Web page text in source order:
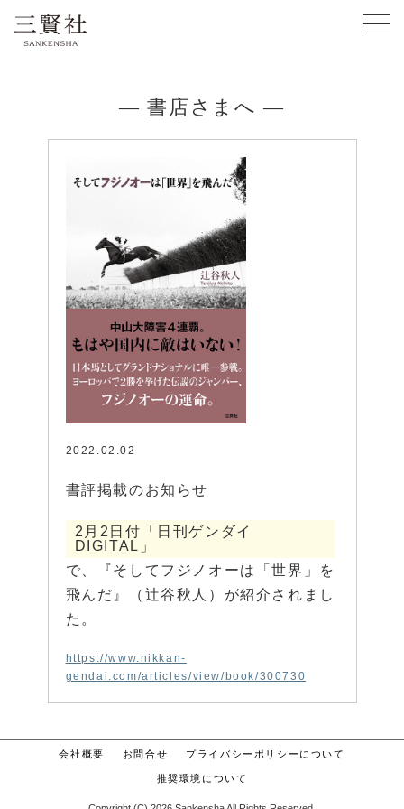
— 書店さまへ —
2022.02.02
書評掲載のお知らせ
2月2日付「日刊ゲンダイ
DIGITAL」
で、『そしてフジノオーは「世界」を
飛んだ』（辻谷秋人）が紹介されまし
た。
https://www.nikkan-
gendai.com/articles/view/book/300730
会社概要 お問合せ プライバシーポリシーについて
推奨環境について